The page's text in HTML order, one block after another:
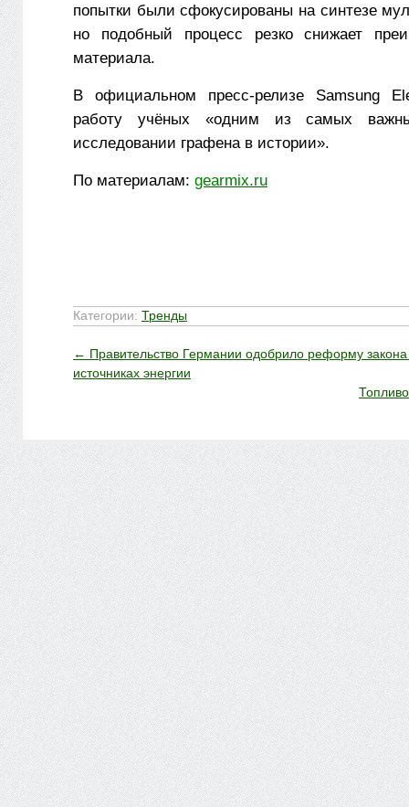
попытки были сфокусированы на синтезе
но подобный процесс резко снижает
материала.
В официальном пресс-релизе Samsung
работу учёных «одним из самых
исследовании графена в истории».
По материалам: gearmix.ru
Категории: Тренды
← Правительство Германии одобрило реформу
источниках энергии